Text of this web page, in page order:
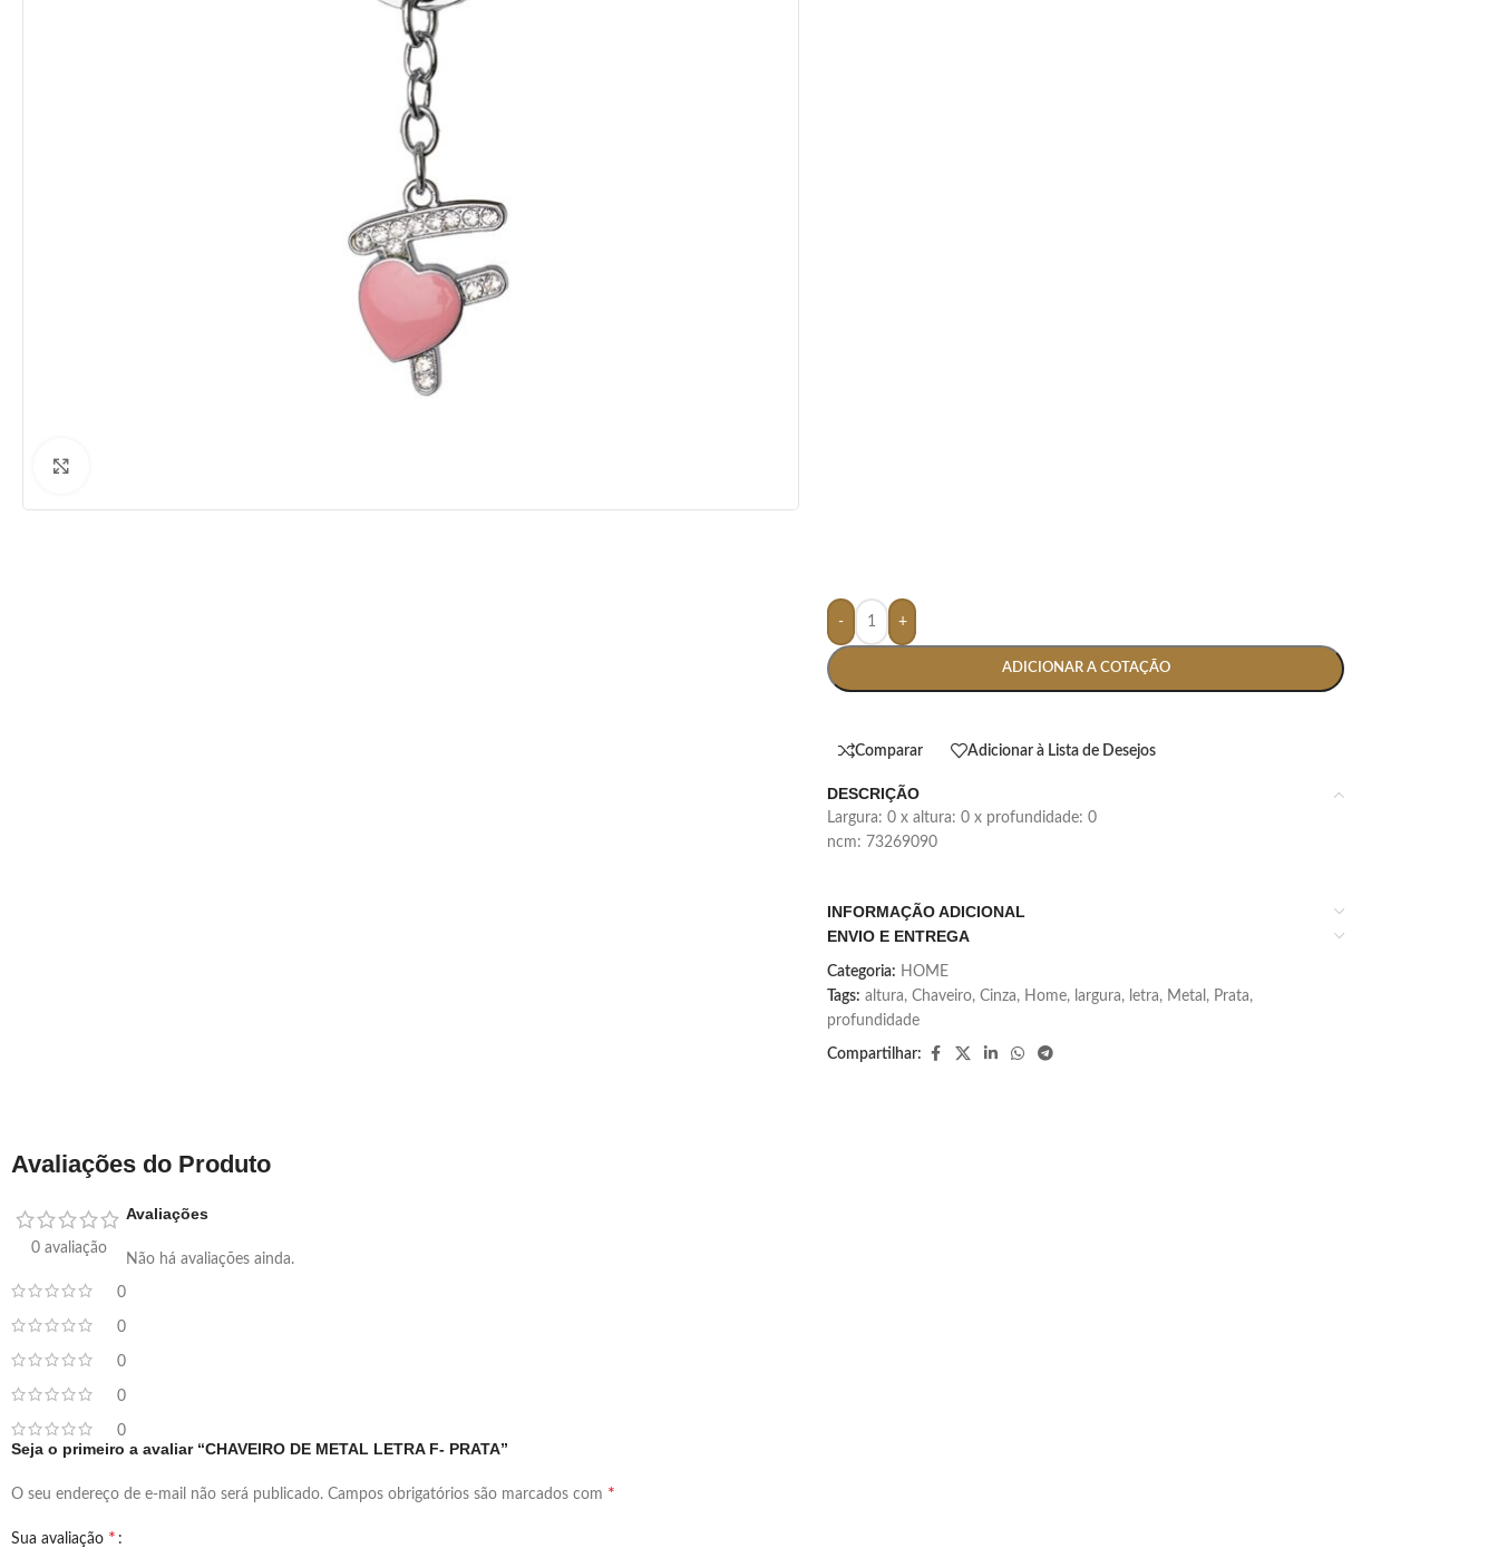
- +
ADICIONAR A COTAÇÃO
Comparar Adicionar à Lista de Desejos
DESCRIÇÃO
largura: 0 x altura: 0 x profundidade: 0
ncm: 73269090
INFORMAÇÃO ADICIONAL
ENVIO E ENTREGA
Categoria: HOME
Tags: altura, Chaveiro, Cinza, Home, largura, letra, Metal , Prata,
profundidade
Compartilhar:
Avaliações do Produto
0 avaliação
0
0
0
0
0
Avaliações
Não há avaliações ainda.
Seja o primeiro a avaliar “CHAVEIRO DE METAL LETRA F- PRATA”
O seu endereço de e-mail não será publicado. Campos obrigatórios são marcados com *
Sua avaliação *